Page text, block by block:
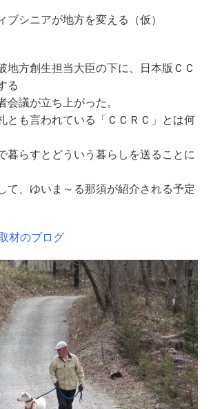
シニアが地方を変える（仮）
地方創生担当大臣の下に、日本版ＣＣ
る
会議が立ち上がった。
とも言われている「ＣＣＲＣ」とは何
暮らすとどういう暮らしを送ることに
て、ゆいま～る那須が紹介される予定
材のブログ